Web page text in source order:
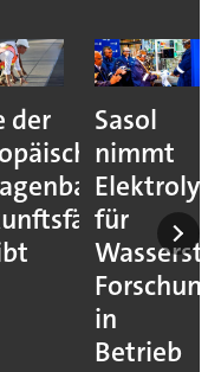
der
Sasol
nimmt
für
in
Betrieb